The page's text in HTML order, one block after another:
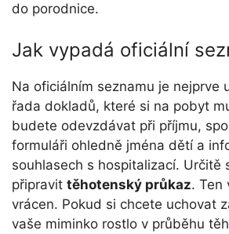
do porodnice.
Jak vypadá oficiální
Na oficiálním seznamu je nejprve
řada dokladů, které si na pobyt
budete odevzdávat při příjmu,
formuláři ohledně jména dětí a
souhlasech s hospitalizací. Určitě
připravit těhotenský průkaz. Ten
vrácen. Pokud si chcete uchovat
vaše miminko rostlo v průběhu